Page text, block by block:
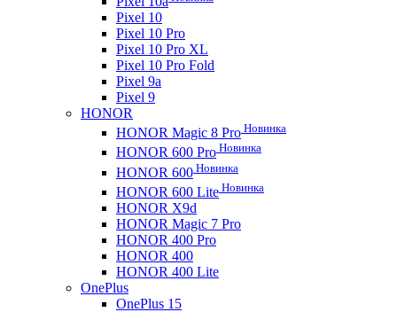
Pixel 10
Pixel 10 Pro
Pixel 10 Pro XL
Pixel 10 Pro Fold
Pixel 9a
Pixel 9
HONOR
HONOR Magic 8 Pro Новинка
HONOR 600 Pro Новинка
HONOR 600 Новинка
HONOR 600 Lite Новинка
HONOR X9d
HONOR Magic 7 Pro
HONOR 400 Pro
HONOR 400
HONOR 400 Lite
OnePlus
OnePlus 15